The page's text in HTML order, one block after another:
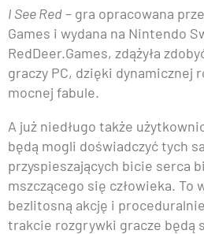
I See Red– gra opracowana
Games i wydana na Nintendo
RedDeer.Games, zdążyła
graczy PC, dzięki dynamicznej
mocnej fabule.
A już niedługo także
będą mogli doświadczyć tych
przyspieszających bicie serca
mszczącego się człowieka. To
bezlitosną akcję i
trakcie rozgrywki gracze będą